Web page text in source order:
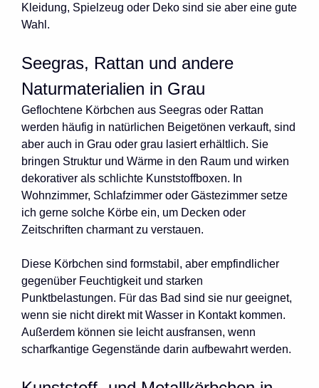
Kleidung, Spielzeug oder Deko sind sie aber eine gute
Wahl.
Seegras, Rattan und andere
Naturmaterialien in Grau
Geflochtene Körbchen aus Seegras oder Rattan
werden häufig in natürlichen Beigetönen verkauft, sind
aber auch in Grau oder grau lasiert erhältlich. Sie
bringen Struktur und Wärme in den Raum und wirken
dekorativer als schlichte Kunststoffboxen. In
Wohnzimmer, Schlafzimmer oder Gästezimmer setze
ich gerne solche Körbe ein, um Decken oder
Zeitschriften charmant zu verstauen.
Diese Körbchen sind formstabil, aber empfindlicher
gegenüber Feuchtigkeit und starken
Punktbelastungen. Für das Bad sind sie nur geeignet,
wenn sie nicht direkt mit Wasser in Kontakt kommen.
Außerdem können sie leicht ausfransen, wenn
scharfkantige Gegenstände darin aufbewahrt werden.